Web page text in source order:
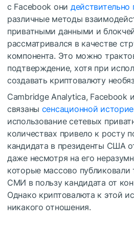
с Facebook они действительно
различные методы
приватными данными и
рассматривался в качестве
компонента. Это можно
подтверждение, хотя при
создавать криптовалюту
Cambridge Analytica, Facebook
связаны сенсационной
использование сетевых
количествах привело к росту
кандидата в президенты США
даже несмотря на его
которые массово
СМИ в пользу кандидата от
Однако криптовалюта к этой
никакого отношения.